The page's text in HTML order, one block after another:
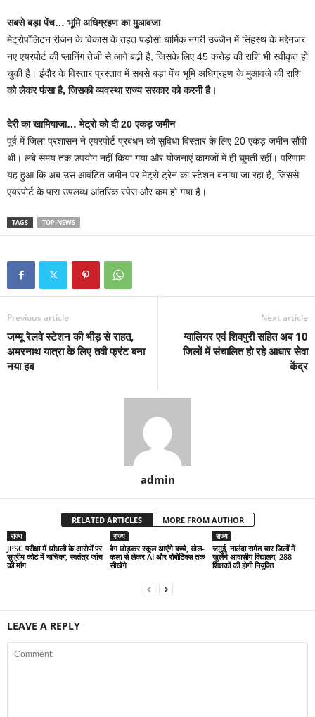
सबसे बड़ा पेंच… भूमि अधिग्रहण का मुआवजा
मेट्रोपॉलिटन रीजन के विकास के तहत पड़ोसी धार्मिक नगरी उज्जैन में सिंहस्थ के मद्देनजर
नए एयरपोर्ट की प्लानिंग तेजी से आगे बढ़ी है, जिसके लिए 45 करोड़ की राशि भी स्वीकृत हो
चुकी है। इंदौर के विस्तार प्रस्ताव में सबसे बड़ा पेंच भूमि अधिग्रहण के मुआवजे की राशि
को लेकर फंसा है, जिसकी व्यवस्था राज्य सरकार को करनी है।
देरी का खामियाजा… मेट्रो को दी 20 एकड़ जमीन
पूर्व में जिला प्रशासन ने एयरपोर्ट प्रबंधन को सुविधा विस्तार के लिए 20 एकड़ जमीन सौंपी
थी। लंबे समय तक उपयोग नहीं किया गया और योजनाएं कागजों में ही घूमती रहीं। परिणाम
यह हुआ कि अब उस आवंटित जमीन पर मेट्रो ट्रेन का स्टेशन बनाया जा रहा है, जिससे
एयरपोर्ट के पास उपलब्ध आंतरिक स्पेस और कम हो गया है।
TAGS TOP-NEWS
Previous article
जम्मू रेलवे स्टेशन की भीड़ से राहत,
अमरनाथ यात्रा के लिए तवी फ्रंट बना
नया हब
Next article
ग्वालियर एवं शिवपुरी सहित अब 10
जिलों में संचालित हो रहे आधार सेवा
केंद्र
admin
RELATED ARTICLES MORE FROM AUTHOR
राज्य
JPSC परीक्षा में धांधली के आरोपों पर
सुप्रीम कोर्ट में याचिका, स्वतंत्र जांच
की मांग
राज्य
बैग छोड़कर स्कूल आएंगे बच्चे, खेल-
कला से लेकर AI और रोबोटिक्स तक
सीखेंगे
राज्य
जमुई, नालंदा समेत चार जिलों में
खुलेंगे आवासीय विद्यालय, 288
शिक्षकों की होगी नियुक्ति
LEAVE A REPLY